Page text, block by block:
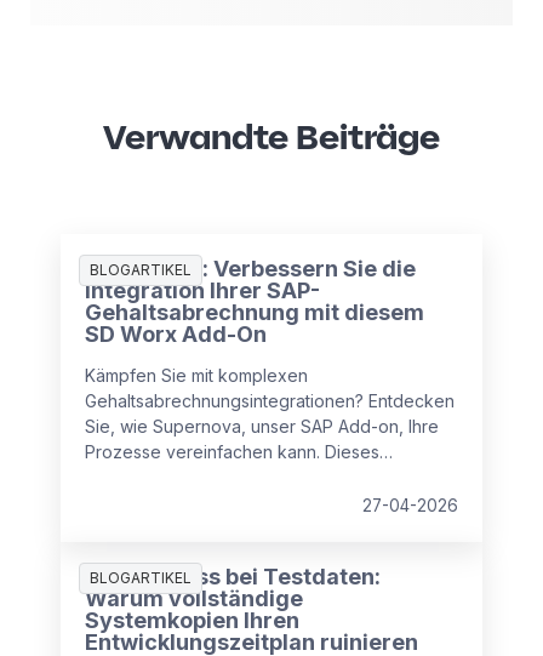
Verwandte Beiträge
BLOGARTIKEL
Supernova: Verbessern Sie die
Integration Ihrer SAP-
Gehaltsabrechnung mit diesem
SD Worx Add-On
Kämpfen Sie mit komplexen
Gehaltsabrechnungsintegrationen? Entdecken
Sie, wie Supernova, unser SAP Add-on, Ihre
Prozesse vereinfachen kann. Dieses
Geschäftsprozesse reibungslos laufen.
27-04-2026
BLOGARTIKEL
Der Engpass bei Testdaten:
Warum vollständige
Systemkopien Ihren
Entwicklungszeitplan ruinieren